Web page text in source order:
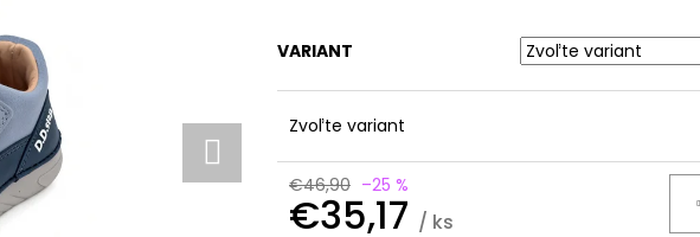
VARIANT
Zvoľte variant
€46,90 –25 %
€35,17 / ks